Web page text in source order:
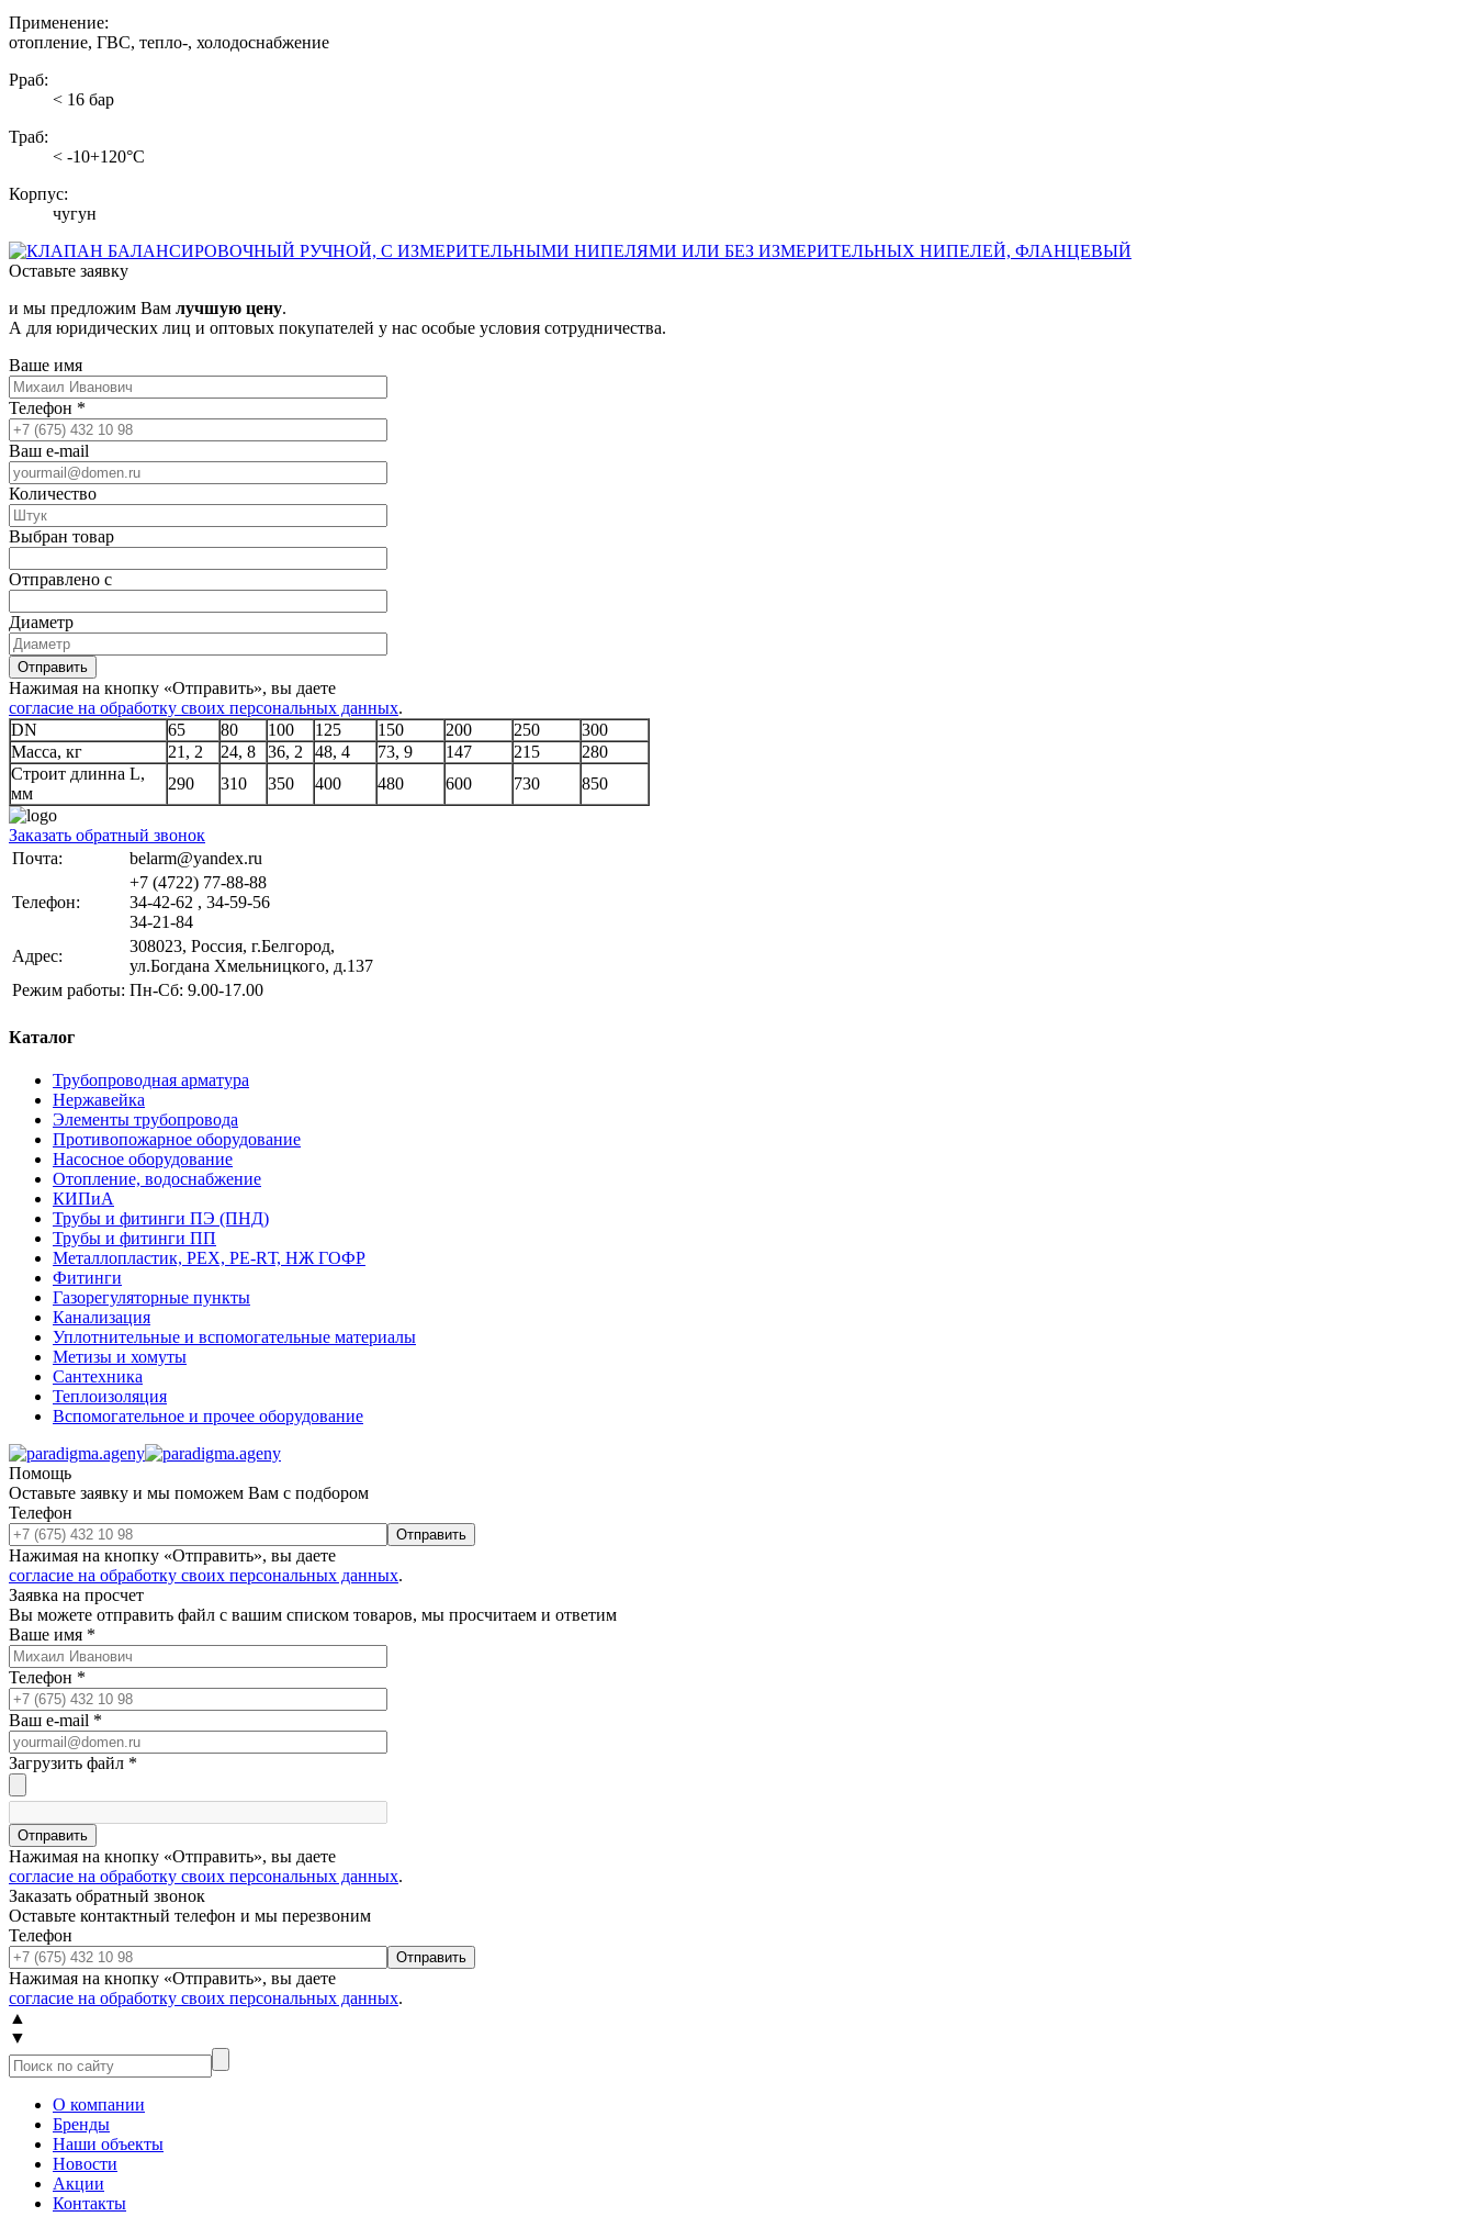
Применение:
отопление, ГВС, тепло-, холодоснабжение
Рраб:
< 16 бар
Траб:
< -10+120°С
Корпус:
чугун
Оставьте заявку
и мы предложим Вам лучшую цену.
А для юридических лиц и оптовых покупателей у нас особые условия сотрудничества.
Ваше имя
Телефон *
Ваш e-mail
Количество
Выбран товар
Отправлено с
Диаметр
Отправить
Нажимая на кнопку «Отправить», вы даете
согласие на обработку своих персональных данных.
DN
65 80 100 125 150 200 250
300
Масса, кг
21, 2 24, 8 36, 2 48, 4 73, 9 147 215
280
Строит длинна L,
мм
290 310 350 400 480 600 730 850
Заказать обратный звонок
Почта:
belarm@yandex.ru
Телефон:
+7 (4722) 77-88-88
34-42-62 , 34-59-56
34-21-84
Адрес:
308023, Россия, г.Белгород,
ул.Богдана Хмельницкого, д.137
Режим работы: Пн-Сб: 9.00-17.00
Каталог
Трубопроводная арматура
Нержавейка
Элементы трубопровода
Противопожарное оборудование
Насосное оборудование
Отопление, водоснабжение
КИПиА
Трубы и фитинги ПЭ (ПНД)
Трубы и фитинги ПП
Металлопластик, РЕХ, РЕ-RТ, НЖ ГОФР
Фитинги
Газорегуляторные пункты
Канализация
Уплотнительные и вспомогательные материалы
Метизы и хомуты
Сантехника
Теплоизоляция
Вспомогательное и прочее оборудование
Помощь
Оставьте заявку и мы поможем Вам с подбором
Телефон
Отправить
Нажимая на кнопку «Отправить», вы даете
согласие на обработку своих персональных данных.
Заявка на просчет
Вы можете отправить файл с вашим списком товаров, мы просчитаем и ответим
Ваше имя *
Телефон *
Ваш e-mail *
Загрузить файл *
Отправить
Нажимая на кнопку «Отправить», вы даете
согласие на обработку своих персональных данных.
Заказать обратный звонок
Оставьте контактный телефон и мы перезвоним
Телефон
Отправить
Нажимая на кнопку «Отправить», вы даете
согласие на обработку своих персональных данных.
▲
▼
О компании
Бренды
Наши объекты
Новости
Акции
Контакты